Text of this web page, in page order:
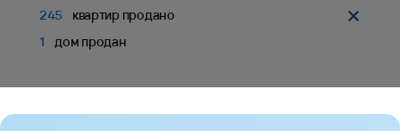
245
квартир продано
1
дом продан